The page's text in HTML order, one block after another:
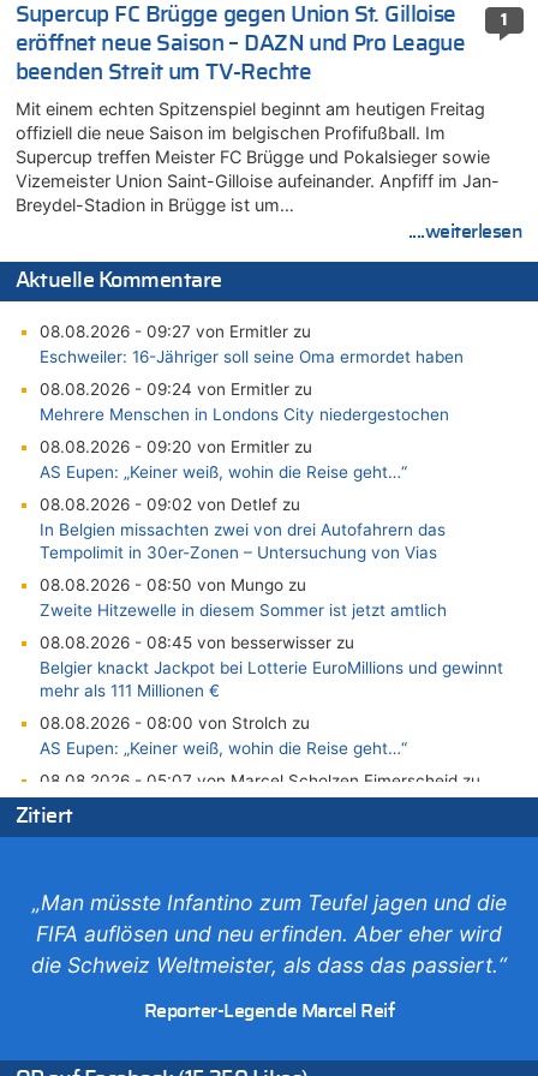
1
Supercup FC Brügge gegen Union St. Gilloise
eröffnet neue Saison – DAZN und Pro League
beenden Streit um TV-Rechte
Mit einem echten Spitzenspiel beginnt am heutigen Freitag
offiziell die neue Saison im belgischen Profifußball. Im
Supercup treffen Meister FC Brügge und Pokalsieger sowie
Vizemeister Union Saint-Gilloise aufeinander. Anpfiff im Jan-
Breydel-Stadion in Brügge ist um…
....weiterlesen
Aktuelle Kommentare
08.08.2026 - 09:27 von Ermitler zu
Eschweiler: 16-Jähriger soll seine Oma ermordet haben
08.08.2026 - 09:24 von Ermitler zu
Mehrere Menschen in Londons City niedergestochen
08.08.2026 - 09:20 von Ermitler zu
AS Eupen: „Keiner weiß, wohin die Reise geht…“
08.08.2026 - 09:02 von Detlef zu
In Belgien missachten zwei von drei Autofahrern das
Tempolimit in 30er-Zonen – Untersuchung von Vias
08.08.2026 - 08:50 von Mungo zu
Zweite Hitzewelle in diesem Sommer ist jetzt amtlich
08.08.2026 - 08:45 von besserwisser zu
Belgier knackt Jackpot bei Lotterie EuroMillions und gewinnt
mehr als 111 Millionen €
08.08.2026 - 08:00 von Strolch zu
AS Eupen: „Keiner weiß, wohin die Reise geht…“
08.08.2026 - 05:07 von Marcel Scholzen Eimerscheid zu
In Belgien missachten zwei von drei Autofahrern das
Tempolimit in 30er-Zonen – Untersuchung von Vias
Tempolimit in 30er-Zonen – Untersuchung von Vias
08.08.2026 - 00:26 von klar zu
Mehrere Menschen in Londons City niedergestochen
07.08.2026 - 23:52 von Hans L. zu
Aachen ab 11. August wieder Mekka des Pferdesports –
Zitiert
„Man müsste Infantino zum Teufel jagen und die
FIFA auflösen und neu erfinden. Aber eher wird
die Schweiz Weltmeister, als dass das passiert.“
Reporter-Legende Marcel Reif